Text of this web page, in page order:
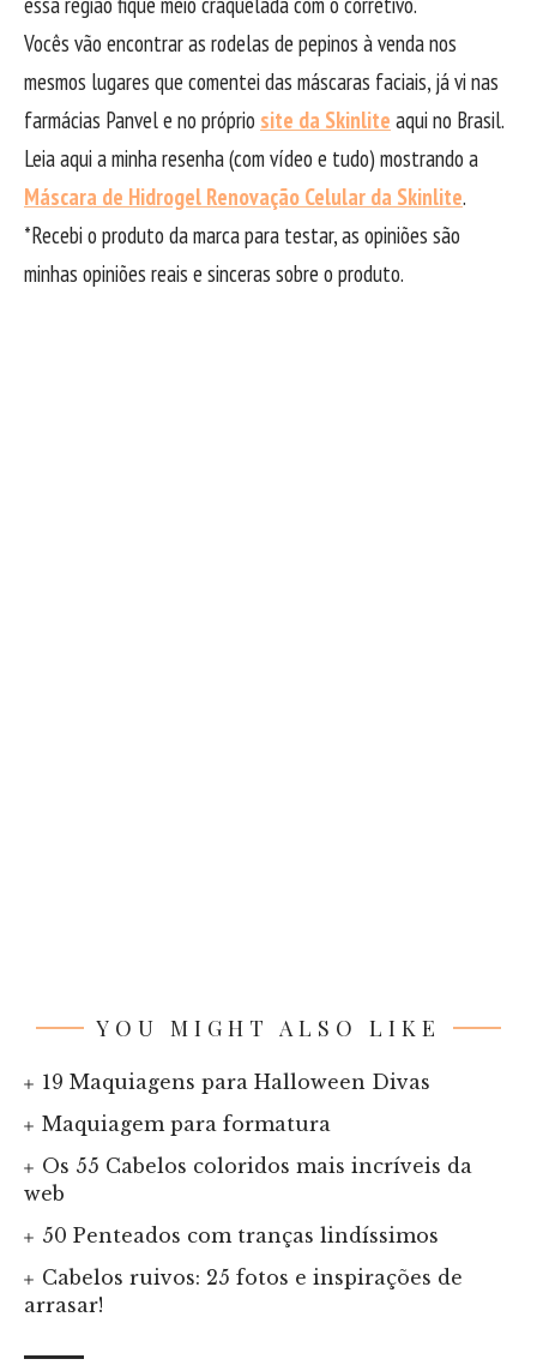
Vocês vão encontrar as rodelas de pepinos à venda nos
mesmos lugares que comentei das máscaras faciais, já vi nas
farmácias Panvel e no próprio site da Skinlite aqui no Brasil.
Leia aqui a minha resenha (com vídeo e tudo) mostrando a
Máscara de Hidrogel Renovação Celular da Skinlite.
*Recebi o produto da marca para testar, as opiniões são
minhas opiniões reais e sinceras sobre o produto.
YOU MIGHT ALSO LIKE
19 Maquiagens para Halloween Divas
Maquiagem para formatura
Os 55 Cabelos coloridos mais incríveis da
web
50 Penteados com tranças lindíssimos
Cabelos ruivos: 25 fotos e inspirações de
arrasar!